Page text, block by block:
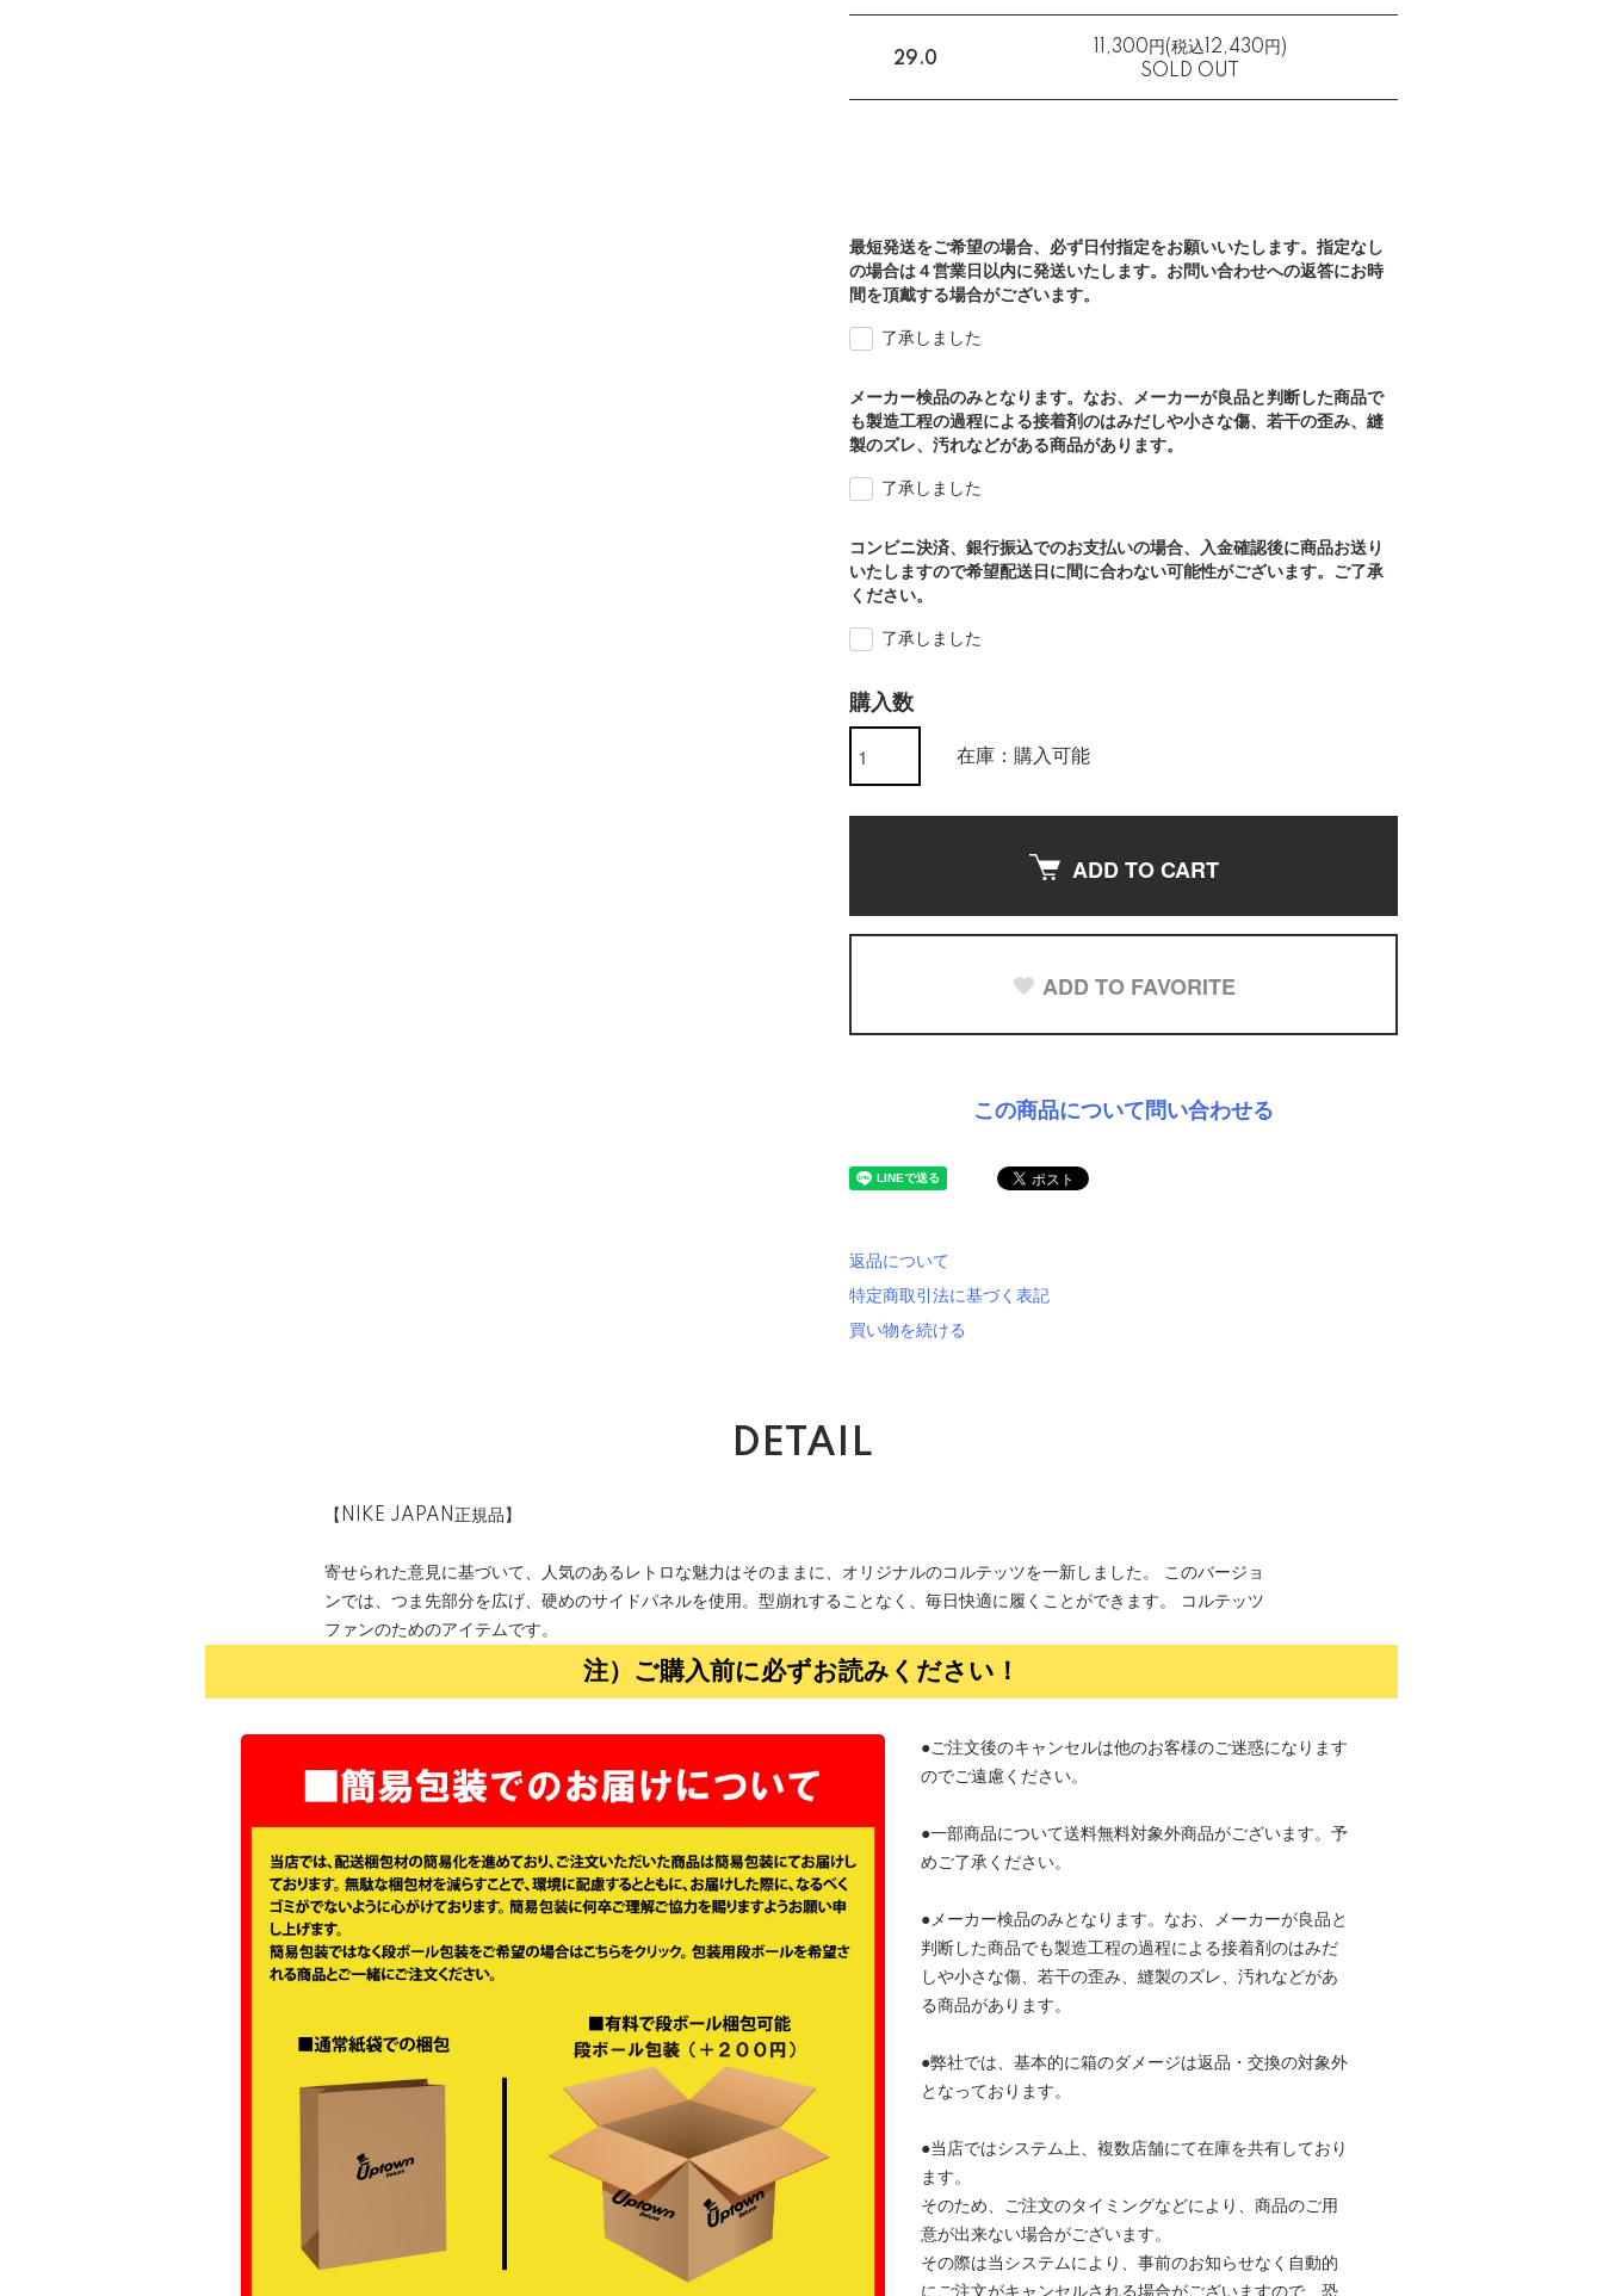
29.0
11,300円(税込12,430円)
SOLD OUT
最短発送をご希望の場合、必ず日付指定をお願いいたします。指定なし
の場合は４営業日以内に発送いたします。お問い合わせへの返答にお時
間を頂戴する場合がございます。
了承しました
メーカー検品のみとなります。なお、メーカーが良品と判断した商品で
も製造工程の過程による接着剤のはみだしや小さな傷、若干の歪み、縫
製のズレ、汚れなどがある商品があります。
了承しました
コンビニ決済、銀行振込でのお支払いの場合、入金確認後に商品お送り
いたしますので希望配送日に間に合わない可能性がございます。ご了承
ください。
了承しました
購入数
在庫：購入可能
ADD TO CART
ADD TO FAVORITE
この商品について問い合わせる
返品について
特定商取引法に基づく表記
買い物を続ける
DETAIL
【NIKE JAPAN正規品】
寄せられた意見に基づいて、人気のあるレトロな魅力はそのままに、オリジナルのコルテッツを一新しました。 このバージョ
ンでは、つま先部分を広げ、硬めのサイドパネルを使用。型崩れすることなく、毎日快適に履くことができます。 コルテッツ
ファンのためのアイテムです。
注）ご購入前に必ずお読みください！
●ご注文後のキャンセルは他のお客様のご迷惑になります
のでご遠慮ください。
●一部商品について送料無料対象外商品がございます。予
めご了承ください。
●メーカー検品のみとなります。なお、メーカーが良品と
判断した商品でも製造工程の過程による接着剤のはみだ
しや小さな傷、若干の歪み、縫製のズレ、汚れなどがあ
る商品があります。
●弊社では、基本的に箱のダメージは返品・交換の対象外
となっております。
●当店ではシステム上、複数店舗にて在庫を共有しており
ます。
そのため、ご注文のタイミングなどにより、商品のご用
意が出来ない場合がございます。
その際は当システムにより、事前のお知らせなく自動的